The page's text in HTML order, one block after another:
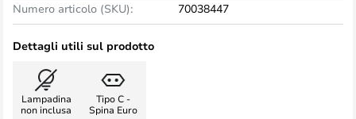
Numero articolo (SKU):
70038447
Dettagli utili sul prodotto
Lampadina
non inclusa
Tipo C -
Spina Euro